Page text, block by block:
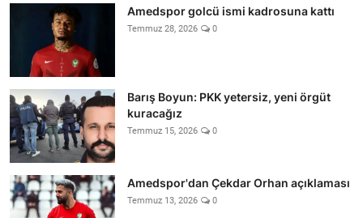
Amedspor golcü ismi kadrosuna kattı
Temmuz 28, 2026 0
Barış Boyun: PKK yetersiz, yeni örgüt
kuracağız
Temmuz 15, 2026 0
Amedspor'dan Çekdar Orhan açıklaması
Temmuz 13, 2026 0